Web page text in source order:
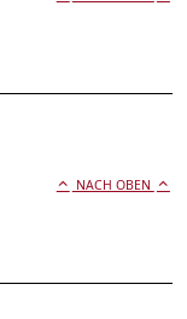
NACH OBEN